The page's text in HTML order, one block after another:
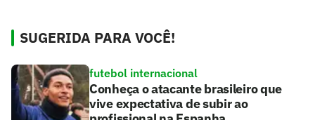
SUGERIDA PARA VOCÊ!
futebol internacional
Conheça o atacante brasileiro que
vive expectativa de subir ao